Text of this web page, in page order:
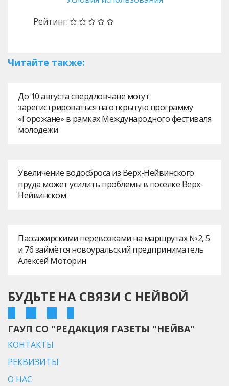
Рейтинг:
Читайте также:
До 10 августа свердловчане могут
зарегистрироваться на открытую программу
«Горожане» в рамках Международного фестиваля
молодежи
Увеличение водосброса из Верх-Нейвинского
пруда может усилить проблемы в посёлке Верх-
Нейвинском
Пассажирскими перевозками на маршрутах № 2, 5
и 76 займётся новоуральский предприниматель
Алексей Моторин
БУДЬТЕ НА СВЯЗИ С НЕЙВОЙ
ГАУП СО "РЕДАКЦИЯ ГАЗЕТЫ "НЕЙВА"
КОНТАКТЫ
РЕКВИЗИТЫ
О НАС